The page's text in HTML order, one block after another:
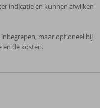
indicatie en kunnen afwijken
maar optioneel bij
de kosten.